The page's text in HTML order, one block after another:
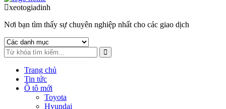
to
toxeotogiadinh
Nơi bạn tìm thấy sự chuyên nghiệp nhất cho các giao dịch
Trang chủ
Tin tức
Ô tô mới
Toyota
Hyundai